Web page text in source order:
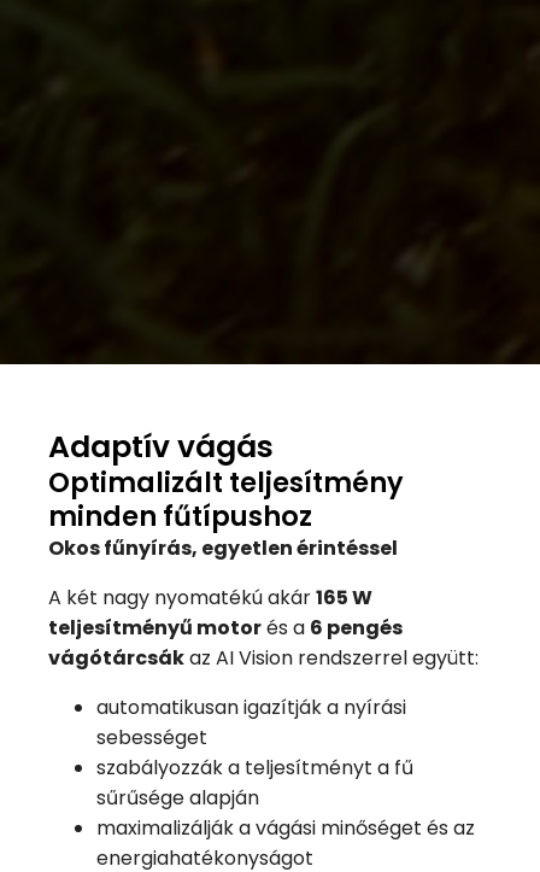
Adaptív vágás
Optimalizált teljesítmény
minden fűtípushoz
Okos fűnyírás, egyetlen érintéssel
A két nagy nyomatékú akár165 W
teljesítményű motorés a 6 pengés
vágótárcsákaz AI Vision rendszerrel együtt:
automatikusan igazítják a nyírási
sebességet
szabályozzák a teljesítményt a fű
sűrűsége alapján
maximalizálják a vágási minőséget és az
energiahatékonyságot